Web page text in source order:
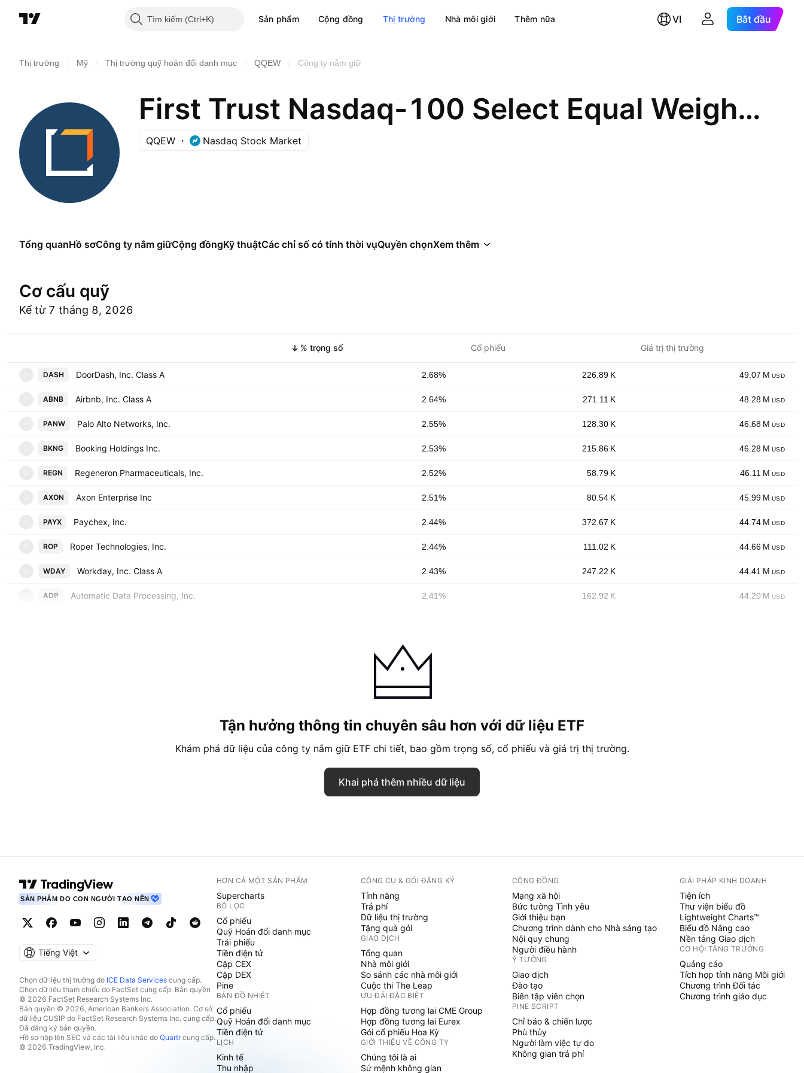
Tìm kiếm Sản phẩm Cộng đồng Thị trường Nhà môi giới Thêm nữa VI Bắt đầu
Thị trường Mỹ Thị trường quỹ hoán đổi danh mục QQEW Công ty nắm giữ
First Trust Nasdaq-100 Select Equal Weight ETF
QQEW Nasdaq Stock Market
Tổng quanHồ sơCông ty nắm giữCộng đồngKỹ thuậtCác chỉ số có tính thời vụQuyền chọnXem thêm
Cơ cấu quỹ
Kể từ 7 tháng 8, 2026
% trọng số Cổ phiếu Giá trị thị trường
DASH DoorDash, Inc. Class A 2.68% ‪‪226.89 K‬‬ ‪‪49.07 M‬‬ USD
ABNB Airbnb, Inc. Class A 2.64% ‪‪271.11 K‬‬ ‪‪48.28 M‬‬ USD
PANW Palo Alto Networks, Inc. 2.55% ‪‪128.30 K‬‬ ‪‪46.68 M‬‬ USD
BKNG Booking Holdings Inc. 2.53% ‪‪215.86 K‬‬ ‪‪46.28 M‬‬ USD
REGN Regeneron Pharmaceuticals, Inc. 2.52% ‪‪58.79 K‬‬ ‪‪46.11 M‬‬ USD
AXON Axon Enterprise Inc 2.51% ‪‪80.54 K‬‬ ‪‪45.99 M‬‬ USD
PAYX Paychex, Inc. 2.44% ‪‪372.67 K‬‬ ‪‪44.74 M‬‬ USD
ROP Roper Technologies, Inc. 2.44% ‪‪111.02 K‬‬ ‪‪44.66 M‬‬ USD
WDAY Workday, Inc. Class A 2.43% ‪‪247.22 K‬‬ ‪‪44.41 M‬‬ USD
ADP Automatic Data Processing, Inc. 2.41% ‪‪162.92 K‬‬ ‪‪44.20 M‬‬ USD
Tận hưởng thông tin chuyên sâu hơn với dữ liệu ETF
Khám phá dữ liệu của công ty nắm giữ ETF chi tiết, bao gồm trọng số, cổ phiếu và giá trị thị trường.
Khai phá thêm nhiều dữ liệu
SẢN PHẨM DO CON NGƯỜI TẠO NÊN
Tiếng Việt
Chọn dữ liệu thị trường do ICE Data Services cung cấp.
Chọn dữ liệu tham chiếu do FactSet cung cấp. Bản quyền
© 2026 FactSet Research Systems Inc.
Bản quyền © 2026, American Bankers Association. Cơ sở
dữ liệu CUSIP do FactSet Research Systems Inc. cung cấp.
Đã đăng ký bản quyền.
Hồ sơ nộp lên SEC và các tài liệu khác do Quartrcung cấp.
© 2026 TradingView, Inc.
HƠN CẢ MỘT SẢN PHẨM
Supercharts
BỘ LỌC
Cổ phiếu
Quỹ Hoán đổi danh mục
Trái phiếu
Tiền điện tử
Cặp CEX
Cặp DEX
Pine
BẢN ĐỒ NHIỆT
Cổ phiếu
Quỹ Hoán đổi danh mục
Tiền điện tử
LỊCH
Kinh tế
Thu nhập
CÔNG CỤ & GÓI ĐĂNG KÝ
Tính năng
Trả phí
Dữ liệu thị trường
Tặng quà gói
GIAO DỊCH
Tổng quan
Nhà môi giới
So sánh các nhà môi giới
Cuộc thi The Leap
ƯU ĐÃI ĐẶC BIỆT
Hợp đồng tương lai CME Group
Hợp đồng tương lai Eurex
Gói cổ phiếu Hoa Kỳ
GIỚI THIỆU VỀ CÔNG TY
Chúng tôi là ai
Sứ mệnh không gian
CỘNG ĐỒNG
Mạng xã hội
Bức tường Tình yêu
Giới thiệu bạn
Chương trình dành cho Nhà sáng tạo
Nội quy chung
Người điều hành
Ý TƯỞNG
Giao dịch
Đào tạo
Biên tập viên chọn
PINE SCRIPT
Chỉ báo & chiến lược
Phù thủy
Người làm việc tự do
Không gian trả phí
GIẢI PHÁP KINH DOANH
Tiện ích
Thư viện biểu đồ
Lightweight Charts™
Biểu đồ Nâng cao
Nền tảng Giao dịch
CƠ HỘI TĂNG TRƯỞNG
Quảng cáo
Tích hợp tính năng Môi giới
Chương trình Đối tác
Chương trình giáo dục